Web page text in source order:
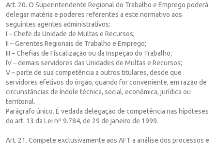
Art. 20. O Superintendente Regional do Trabalho e Emprego poderá
delegar matéria e poderes referentes a este normativo aos
seguintes agentes administrativos:
I – Chefe da Unidade de Multas e Recursos;
II – Gerentes Regionais de Trabalho e Emprego;
III – Chefias de Fiscalização ou da Inspeção do Trabalho;
IV – demais servidores das Unidades de Multas e Recursos;
V – parte de sua competência a outros titulares, desde que
servidores efetivos do órgão, quando for conveniente, em razão de
circunstâncias de índole técnica, social, econômica, jurídica ou
territorial.
Parágrafo único. É vedada delegação de competência nas hipóteses
do art. 13 da Lei nº 9.784, de 29 de janeiro de 1999.
Art. 21. Compete exclusivamente aos AFT a análise dos processos e